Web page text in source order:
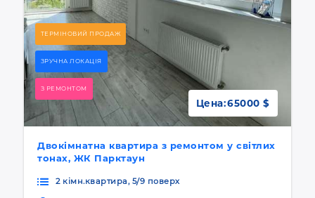
ТЕРМІНОВИЙ ПРОДАЖ
ЗРУЧНА ЛОКАЦІЯ
З РЕМОНТОМ
Двокімнатна квартира з ремонтом у світлих
тонах, ЖК Парктаун
Цена:65000 $
2 кімн.квартира, 5/9 поверх